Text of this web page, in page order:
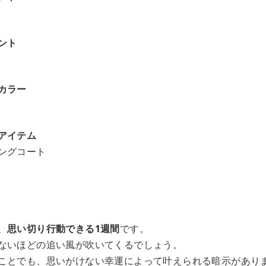
ト
ラー
イテム
グコート
思い切り行動できる1週間です。
いほどの追い風が吹いてくるでしょう。
とでも、思いがけない幸運によって叶えられる暗示があり